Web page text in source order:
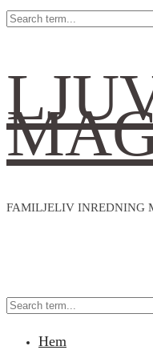
FAMILJELIV INREDNING
Hem